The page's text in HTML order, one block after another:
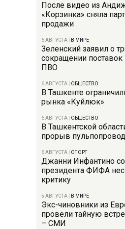
После видео из
«Корзинка» сняла
продажи
6 АВГУСТА В МИРЕ
Зеленский заявил о
сокращении поставок
ПВО
6 АВГУСТА ОБЩЕСТВО
В Ташкенте
рынка «Куйлюк»
6 АВГУСТА ОБЩЕСТВО
В Ташкентской
прорыв
6 АВГУСТА СПОРТ
Джанни Инфантино
президента ФИФА
критику
5 АВГУСТА В МИРЕ
Экс-чиновники из
провели тайную
– СМИ